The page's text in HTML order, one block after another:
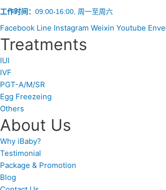
工作时间： 09:00-16:00, 周一至周六
Facebook Line Instagram Weixin Youtube
Treatments
IUI
IVF
PGT-A/M/SR
Egg Freezeing
Others
About Us
Why iBaby?
Testimonial
Package & Promotion
Blog